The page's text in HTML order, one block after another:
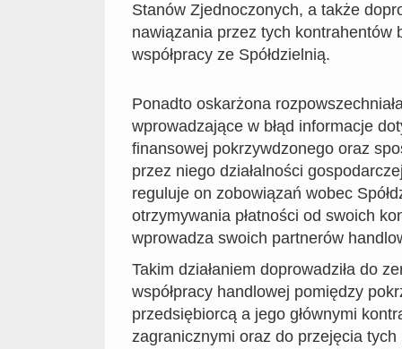
Stanów Zjednoczonych, a także
nawiązania przez tych kontrahentów
współpracy ze Spółdzielnią.
Ponadto oskarżona
wprowadzające w błąd informacje
finansowej pokrzywdzonego oraz
przez niego działalności
reguluje on zobowiązań wobec
otrzymywania płatności od swoich
wprowadza swoich partnerów
Takim działaniem doprowadziła do
współpracy handlowej pomiędzy
przedsiębiorcą a jego głównymi
zagranicznymi oraz do przejęcia